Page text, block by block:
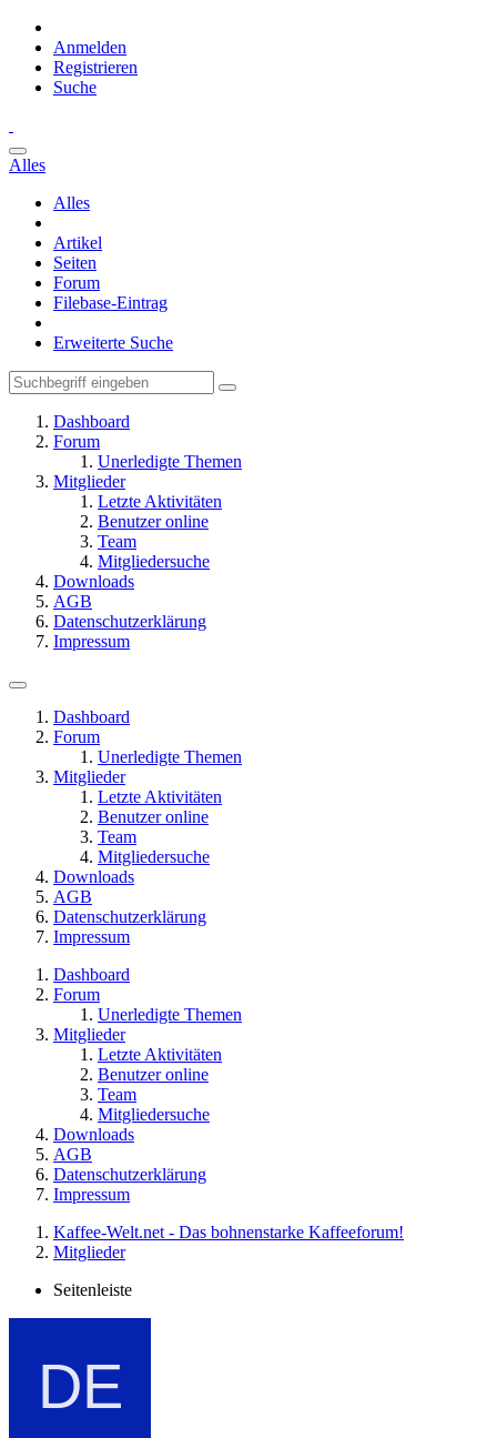
Anmelden
Registrieren
Suche
Alles
Alles
Artikel
Seiten
Forum
Filebase-Eintrag
Erweiterte Suche
Dashboard
Forum
Unerledigte Themen
Mitglieder
Letzte Aktivitäten
Benutzer online
Team
Mitgliedersuche
Downloads
AGB
Datenschutzerklärung
Impressum
Dashboard
Forum
Unerledigte Themen
Mitglieder
Letzte Aktivitäten
Benutzer online
Team
Mitgliedersuche
Downloads
AGB
Datenschutzerklärung
Impressum
Dashboard
Forum
Unerledigte Themen
Mitglieder
Letzte Aktivitäten
Benutzer online
Team
Mitgliedersuche
Downloads
AGB
Datenschutzerklärung
Impressum
Kaffee-Welt.net - Das bohnenstarke Kaffeeforum!
Mitglieder
Seitenleiste